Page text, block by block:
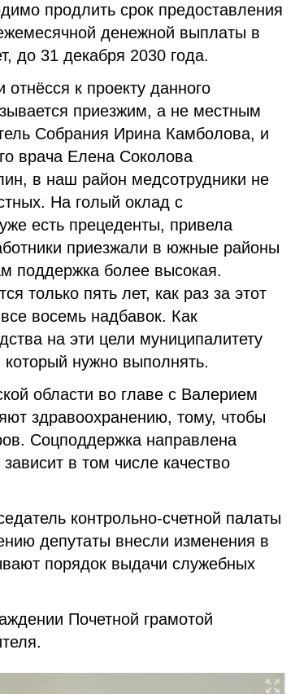
продлить срок предоставления
денежной выплаты в
до 31 декабря 2030 года.
к проекту данного
приезжим, а не местным
Собрания Ирина Камболова, и
врача Елена Соколова
в наш район медсотрудники не
На голый оклад с
есть прецеденты, привела
приезжали в южные районы
поддержка более высокая.
только пять лет, как раз за этот
восемь надбавок. Как
на эти цели муниципалитету
нужно выполнять.
области во главе с Валерием
здравоохранению, тому, чтобы
Соцподдержка направлена
в том числе качество
контрольно-счетной палаты
депутаты внесли изменения в
порядок выдачи служебных
Почетной грамотой